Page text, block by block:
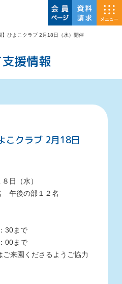
メニュー
】ひよこクラブ 2月18日（水）開催
援情報
こクラブ 2月18日
日（水）
午後の部１２名
30まで
00まで
ご来園くださるようご協力